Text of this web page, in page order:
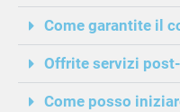
Come garantite il
Offrite servizi
Come posso